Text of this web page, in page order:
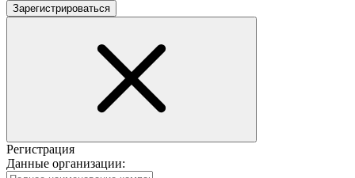
Зарегистрироваться
Регистрация
Данные организации: